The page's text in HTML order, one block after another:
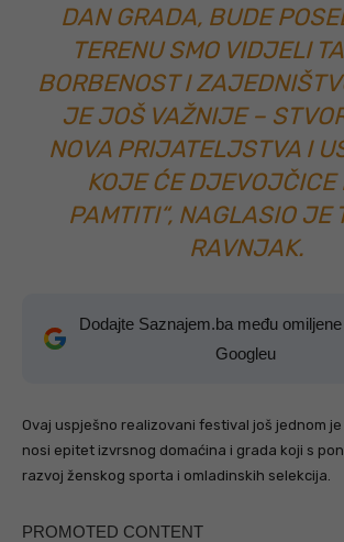
DAN GRADA, BUDE
TERENU SMO VIDJELI
BORBENOST I
JE JOŠ VAŽNIJE –
NOVA PRIJATELJSTVA I
KOJE ĆE DJEVOJČICE
PAMTITI“, NAGLASIO JE
RAVNJAK.
Dodajte Saznajem.ba među
Googleu
Ovaj uspješno realizovani festival još jednom
nosi epitet izvrsnog domaćina i grada koji s
razvoj ženskog sporta i omladinskih selekcija.